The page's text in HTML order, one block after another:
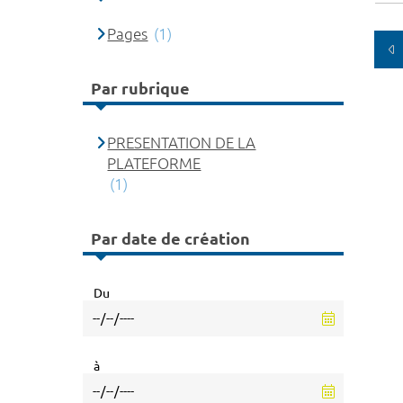
Pages (1)
Par rubrique
PRESENTATION DE LA
PLATEFORME
(1)
Par date de création
Du
à